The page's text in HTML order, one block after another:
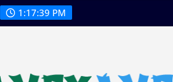
1:17:41 PM